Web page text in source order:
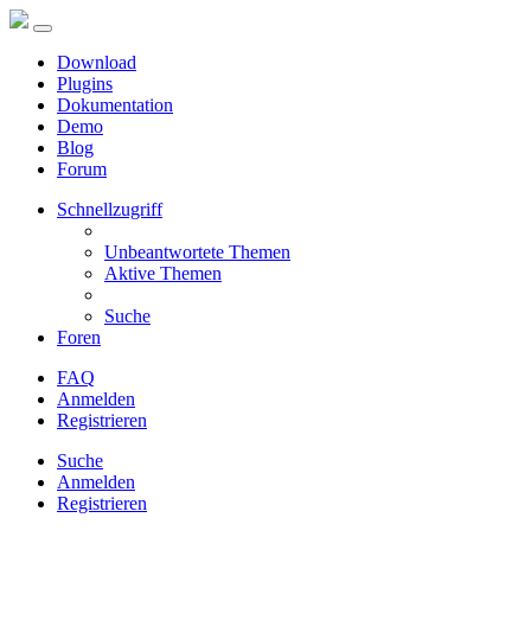
Download
Plugins
Dokumentation
Demo
Blog
Forum
Schnellzugriff
Unbeantwortete Themen
Aktive Themen
Suche
Foren
FAQ
Anmelden
Registrieren
Suche
Anmelden
Registrieren